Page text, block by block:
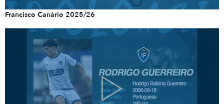
Francisco Canário 2025/26